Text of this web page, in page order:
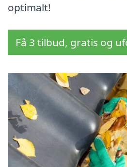
optimalt!
Få 3 tilbud, gratis og